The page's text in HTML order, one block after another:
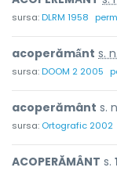
sursa:DLRM 1958
acoperămấnt s.
sursa:DOOM 2 2005
acoperământ s.
sursa: Ortografic 2002
ACOPERĂMÂNT s.